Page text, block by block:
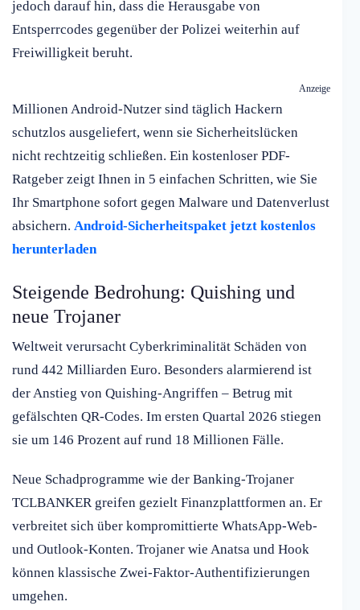
jedoch darauf hin, dass die Herausgabe von
Entsperrcodes gegenüber der Polizei weiterhin auf
Freiwilligkeit beruht.
Anzeige
Millionen Android-Nutzer sind täglich Hackern
schutzlos ausgeliefert, wenn sie Sicherheitslücken
nicht rechtzeitig schließen. Ein kostenloser PDF-
Ratgeber zeigt Ihnen in 5 einfachen Schritten, wie Sie
Ihr Smartphone sofort gegen Malware und Datenverlust
absichern. Android-Sicherheitspaket jetzt kostenlos
herunterladen
Steigende Bedrohung: Quishing und
neue Trojaner
Weltweit verursacht Cyberkriminalität Schäden von
rund 442 Milliarden Euro. Besonders alarmierend ist
der Anstieg von Quishing-Angriffen – Betrug mit
gefälschten QR-Codes. Im ersten Quartal 2026 stiegen
sie um 146 Prozent auf rund 18 Millionen Fälle.
Neue Schadprogramme wie der Banking-Trojaner
TCLBANKER greifen gezielt Finanzplattformen an. Er
verbreitet sich über kompromittierte WhatsApp-Web-
und Outlook-Konten. Trojaner wie Anatsa und Hook
können klassische Zwei-Faktor-Authentifizierungen
umgehen.